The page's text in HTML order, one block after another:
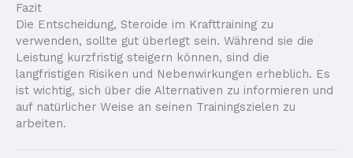
Fazit
Die Entscheidung, Steroide im Krafttraining zu
verwenden, sollte gut überlegt sein. Während sie die
Leistung kurzfristig steigern können, sind die
langfristigen Risiken und Nebenwirkungen erheblich. Es
ist wichtig, sich über die Alternativen zu informieren und
auf natürlicher Weise an seinen Trainingszielen zu
arbeiten.